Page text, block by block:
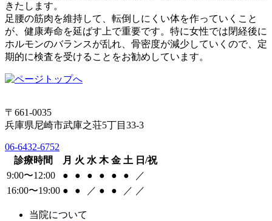
きたします。
足腰の筋肉を維持して、転倒しにくい体を作っていくこと
が、健康寿命を延ばす上で重要です。特に女性では閉経後に
ホルモンのバランスが乱れ、骨密度が減少していくので、定
期的に検査を受けることをお勧めしています。
〒661-0035
兵庫県尼崎市武庫之荘5丁目33-3
06-6432-6752
診療時間
月 火 水 木 金 土 日/祝
9:00〜12:00
● ● ● ● ● ●
／
16:00〜19:00 ● ● ／ ● ● ／ ／
当院について